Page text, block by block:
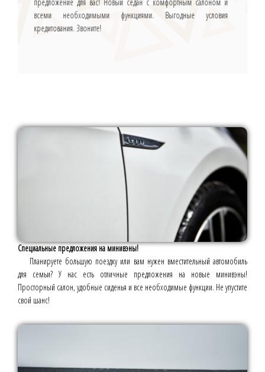
всеми необходимыми функциями. Выгодные условия
кредитования. Звоните!
Специальные предложения на минивэны!
Планируете большую поездку или вам нужен вместительный автомобиль
для семьи? У нас есть отличные предложения на новые минивэны!
Просторный салон, удобные сиденья и все необходимые функции. Не упустите
свой шанс!